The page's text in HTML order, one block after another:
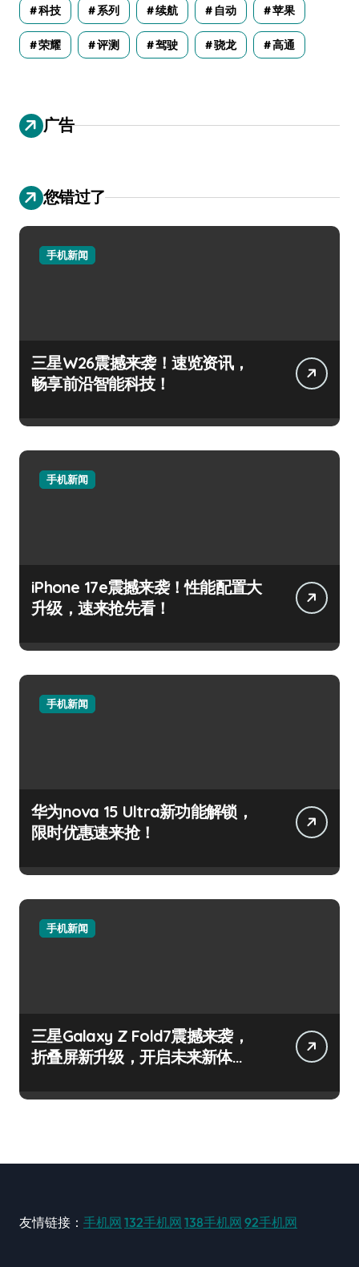
科技 系列 续航 自动 苹果
荣耀 评测 驾驶 骁龙 高通
广告
您错过了
手机新闻
三星W26震撼来袭！速览资讯，
畅享前沿智能科技！
手机新闻
iPhone 17e震撼来袭！性能配置大
升级，速来抢先看！
手机新闻
华为nova 15 Ultra新功能解锁，
限时优惠速来抢！
手机新闻
三星Galaxy Z Fold7震撼来袭，
折叠屏新升级，开启未来新体
友情链接： 手机网 132手机网 138手机网 92手机网